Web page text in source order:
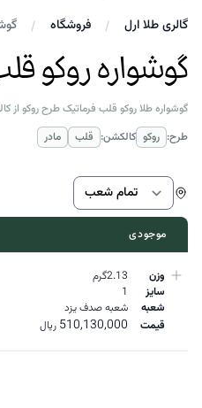
فروشگاه گالری طلا ارل
گوشواره روکو
گوشواره طلا روکو قلب فرماتیک طرح روکو از
طرح: روکو کالکشن: قلب مادر
موجودی
وزن
2.13گرم
سایز
1
شعبه
شعبه صدف یزد
قیمت
510,130,000 ریال